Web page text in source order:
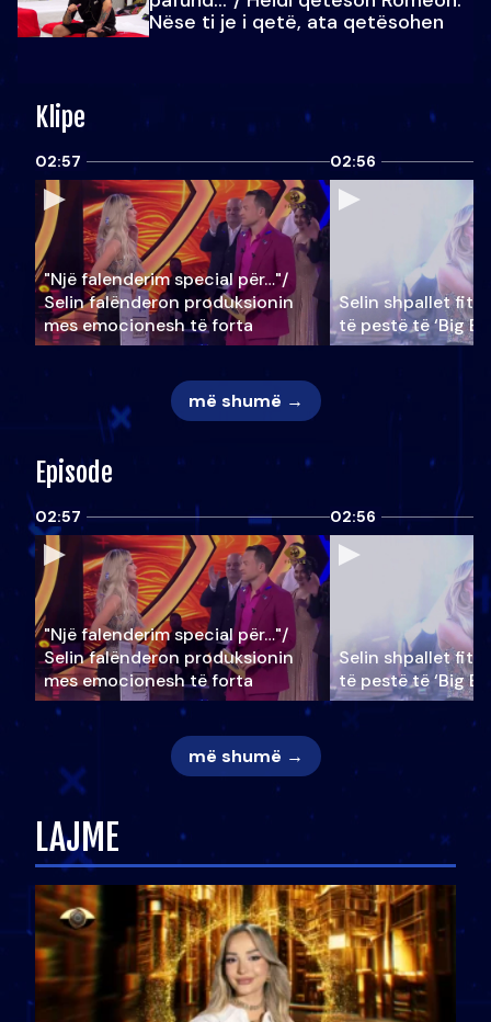
Nëse ti je i qetë, ata qetësohen
Klipe
02:57
"Një falenderim special për…"/
Selin falënderon produksionin
mes emocionesh të forta
02:56
Selin shpallet
të pestë të ‘Big
më shumë →
Episode
02:57
"Një falenderim special për…"/
Selin falënderon produksionin
mes emocionesh të forta
02:56
Selin shpallet
të pestë të ‘Big
më shumë →
LAJME